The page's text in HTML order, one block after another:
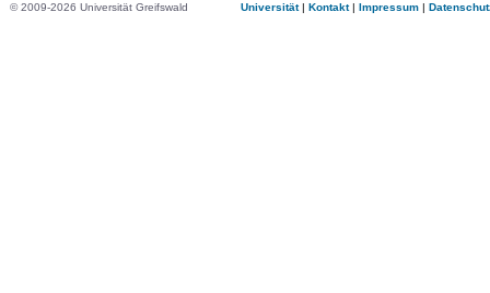
© 2009-2026 Universität Greifswald Universität| Kontakt| Impressum |